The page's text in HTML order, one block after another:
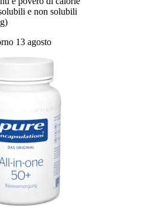
e non solubili
13 agosto